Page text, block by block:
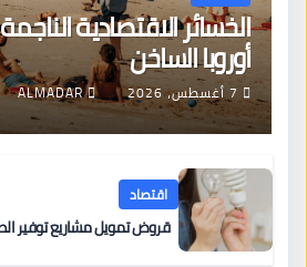
الخسائر الاقتصادية
أوروبا الساخن
7 أغسطس، 2026 ALMADAR
اقتصاد
قروض تمويل مشاريع توفير